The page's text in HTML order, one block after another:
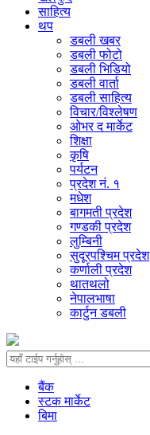
साहित्य
थप
डबली खबर
डबली फोटो
डबली भिडियो
डबली वार्ता
डबली साहित्य
विचार/विश्‍लेषण
ओभर द मार्केट
शिक्षा
कृषि
पर्यटन
प्रदेश नं. १
मधेश
बागमती प्रदेश
गण्डकी प्रदेश
लुम्बिनी
सुदूरपश्चिम प्रदेश
कर्णाली प्रदेश
थातथलो
नेपालभाषा
कार्टुन डबली
बैंक
स्टक मार्केट
बिमा